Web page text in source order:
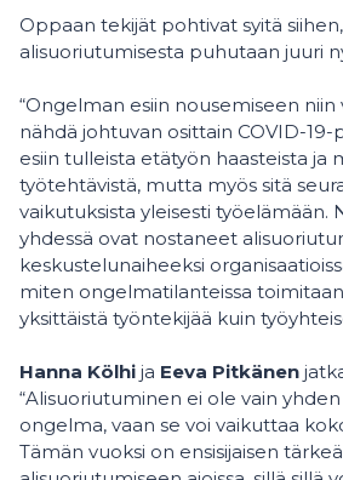
Oppaan tekijät pohtivat syitä
alisuoriutumisesta puhutaan juuri
“Ongelman esiin nousemiseen niin
nähdä johtuvan osittain COVID-
esiin tulleista etätyön haasteista ja
työtehtävistä, mutta myös sitä
vaikutuksista yleisesti työelämään.
yhdessä ovat nostaneet
keskustelunaiheeksi
miten ongelmatilanteissa
yksittäistä työntekijää kuin
Hanna Kölhi ja Eeva Pitkänen
“Alisuoriutuminen ei ole vain
ongelma, vaan se voi vaikuttaa
Tämän vuoksi on ensisijaisen